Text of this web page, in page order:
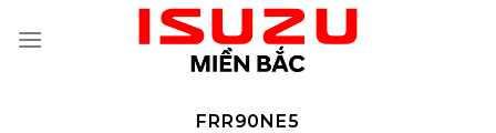
FRR90NE5